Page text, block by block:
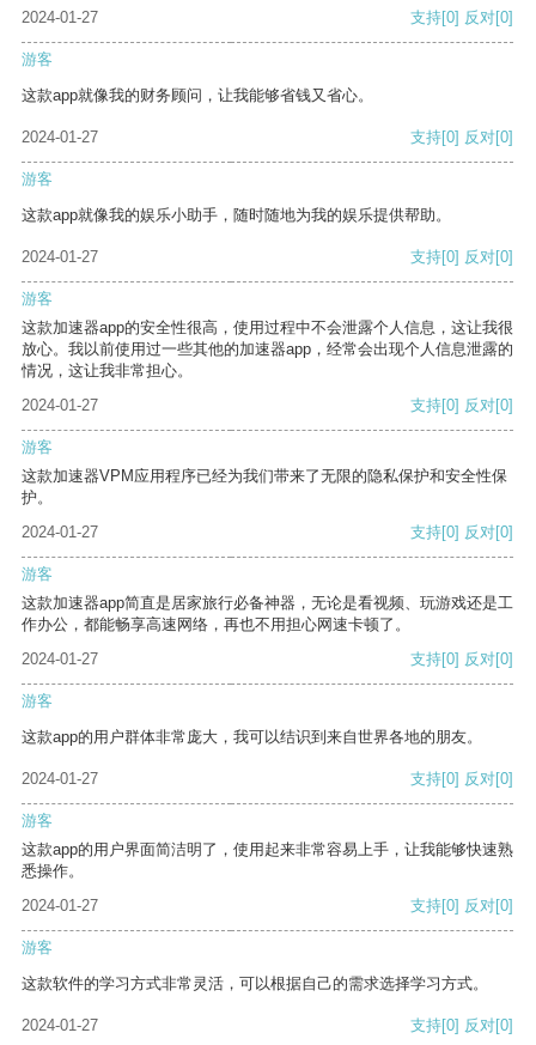
2024-01-27 支持[0] 反对[0]
游客
这款app就像我的财务顾问，让我能够省钱又省心。
2024-01-27 支持[0] 反对[0]
游客
这款app就像我的娱乐小助手，随时随地为我的娱乐提供帮助。
2024-01-27 支持[0] 反对[0]
游客
这款加速器app的安全性很高，使用过程中不会泄露个人信息，这让我很
放心。我以前使用过一些其他的加速器app，经常会出现个人信息泄露的
情况，这让我非常担心。
2024-01-27
支持[0] 反对[0]
游客
这款加速器VPM应用程序已经为我们带来了无限的隐私保护和安全性保
护。
2024-01-27
支持[0] 反对[0]
游客
这款加速器app简直是居家旅行必备神器，无论是看视频、玩游戏还是工
作办公，都能畅享高速网络，再也不用担心网速卡顿了。
2024-01-27
支持[0] 反对[0]
游客
这款app的用户群体非常庞大，我可以结识到来自世界各地的朋友。
2024-01-27 支持[0] 反对[0]
游客
这款app的用户界面简洁明了，使用起来非常容易上手，让我能够快速熟
悉操作。
2024-01-27
支持[0] 反对[0]
游客
这款软件的学习方式非常灵活，可以根据自己的需求选择学习方式。
2024-01-27 支持[0] 反对[0]